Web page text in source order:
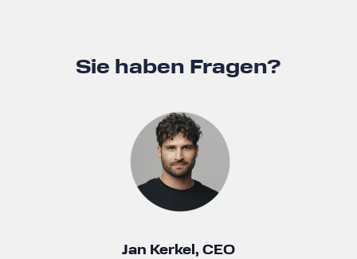
Sie haben Fragen?
Jan Kerkel, CEO